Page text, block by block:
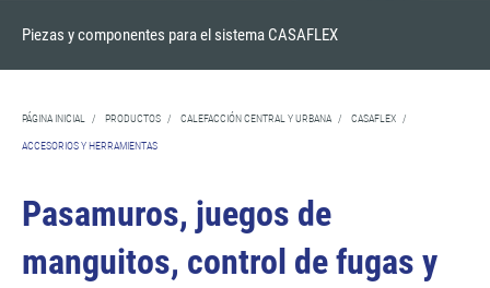
Piezas y componentes para el sistema CASAFLEX
PÁGINA INICIAL / PRODUCTOS / CALEFACCIÓN CENTRAL Y URBANA / CASAFLEX /
ACCESORIOS Y HERRAMIENTAS
Pasamuros, juegos de
manguitos, control de fugas y